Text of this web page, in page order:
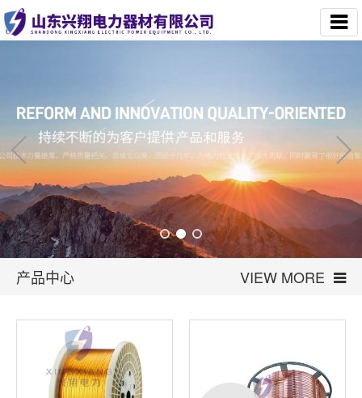
产品中心 VIEW MORE